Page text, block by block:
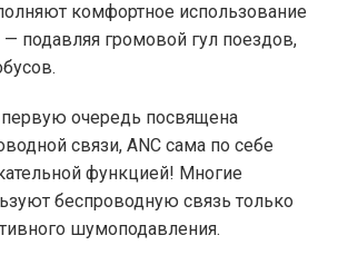
комфортное использование
— подавляя громовой гул поездов,
первую очередь посвящена
связи, ANC сама по себе
функцией! Многие
беспроводную связь только
шумоподавления.